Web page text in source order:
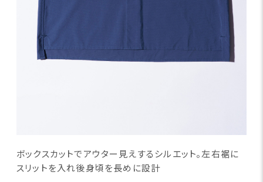
ボックスカットでアウター見えするシルエット。左右裾に
スリットを入れ後身頃を長めに設計